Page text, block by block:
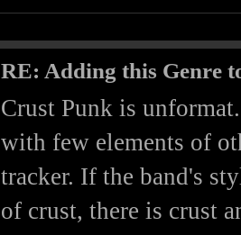
RE: Adding this Genre
Crust Punk is
with few elements of
tracker. If the band's
of crust, there is crust